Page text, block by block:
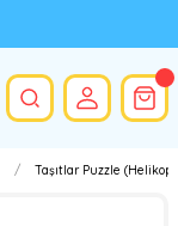
Taşıtlar Puzzle